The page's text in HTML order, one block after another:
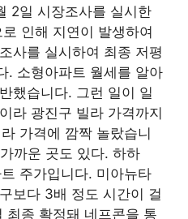
2일 시장조사를 실시한
인해 지연이 발생하여
사를 실시하여 최종 저평
. 소형아파트 월세를 알아
했습니다. 그런 일이 일
라 광진구 빌라 가격까지
가격에 깜짝 놀랐습니
까운 곳도 있다. 하하
주가입니다. 미아뉴타
보다 3배 정도 시간이 걸
최종 확정돼 네프콘을 통